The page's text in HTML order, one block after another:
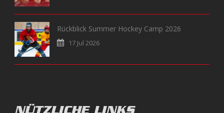
Rückblick Summer Hockey Camp 2026
17 Jul 2026
NÜTZLICHE LINKS